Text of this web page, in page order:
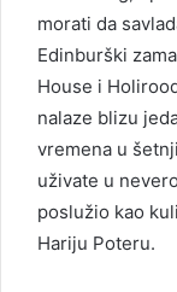
morati da
Edinburški
House i
nalaze blizu
vremena u
uživate u
poslužio kao
Hariju Poteru.